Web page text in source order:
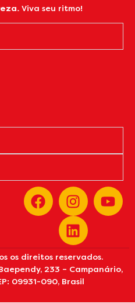
Viva seu ritmo!
os direitos reservados.
233 – Campanário,
09931-090, Brasil